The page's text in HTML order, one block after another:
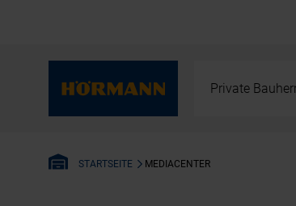
Private
STARTSEITE MEDIACENTER